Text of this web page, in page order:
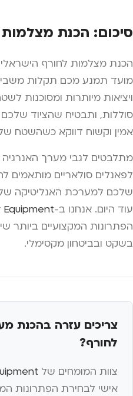
סיכום: הכנת
הכנת מצלמות לחורף הישראלי
מועד תמנע מכם תקלות
ויציאות מיותרות ומסוכנות
סוללות, ותבטיח שהציוד שלכם
אמין וקשוח דווקא כשהשטח
מתלבטים לגבי מערך
לפאנלים סולאריים מותאמים
שלכם למערכת האנליטיקה
עוד היום. אנחנו ב-Equipment
הפתרונות המקצועיים ביותר
בשקט ובביטחון מקסימלי.
צריכים עזרה בהכנת
לחורף?
צוות המומחים של
אישי לבחירת הפתרונות